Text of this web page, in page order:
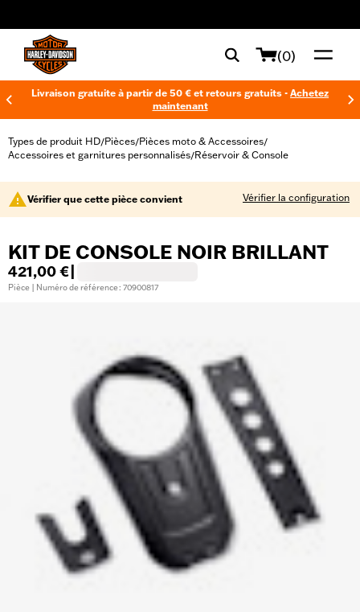
(0)
Livraison gratuite à partir de 50 € et retours gratuits - Achetez
maintenant
Types de produit HD/Pièces/Pièces moto & Accessoires/
Accessoires et garnitures personnalisés/Réservoir & Console
Vérifier que cette pièce convient Vérifier la configuration
KIT DE CONSOLE NOIR BRILLANT
421,00 €
Pièce | Numéro de référence : 70900817